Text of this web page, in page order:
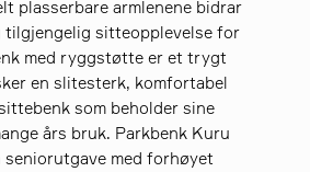
plasserbare armlenene bidrar
sitteopplevelse for
med ryggstøtte er et trygt
en slitesterk, komfortabel
som beholder sine
års bruk. Parkbenk Kuru
seniorutgave med forhøyet